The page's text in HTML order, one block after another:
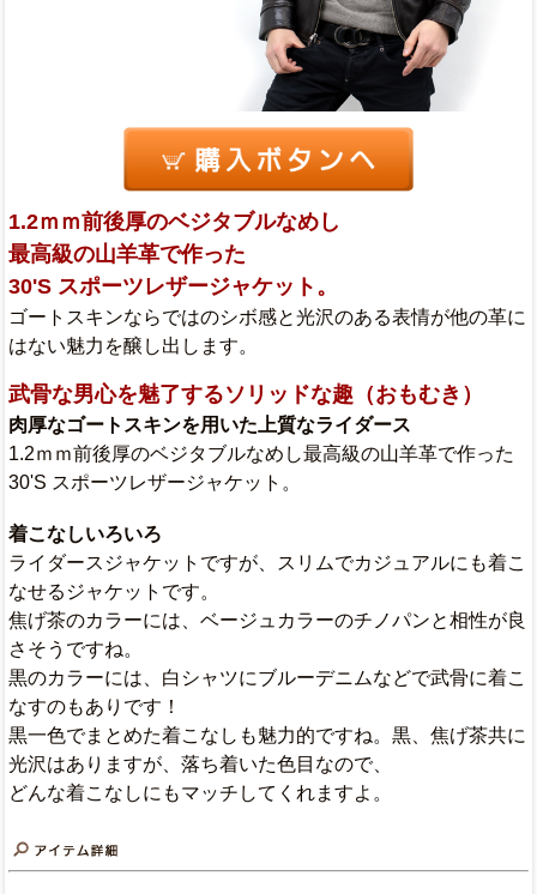
1.2ｍｍ前後厚のベジタブルなめし
最高級の山羊革で作った
30'S スポーツレザージャケット。
ゴートスキンならではのシボ感と光沢のある表情が他の革に
はない魅力を醸し出します。
武骨な男心を魅了するソリッドな趣（おもむき）
肉厚なゴートスキンを用いた上質なライダース
1.2ｍｍ前後厚のベジタブルなめし最高級の山羊革で作った
30'S スポーツレザージャケット。
着こなしいろいろ
ライダースジャケットですが、スリムでカジュアルにも着こ
なせるジャケットです。
焦げ茶のカラーには、ベージュカラーのチノパンと相性が良
さそうですね。
黒のカラーには、白シャツにブルーデニムなどで武骨に着こ
なすのもありです！
黒一色でまとめた着こなしも魅力的ですね。黒、焦げ茶共に
光沢はありますが、落ち着いた色目なので、
どんな着こなしにもマッチしてくれますよ。